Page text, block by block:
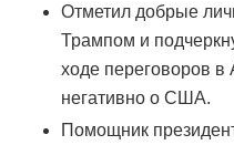
Отметил добрые
Трампом и
ходе переговоров
негативно о США.
Помощник